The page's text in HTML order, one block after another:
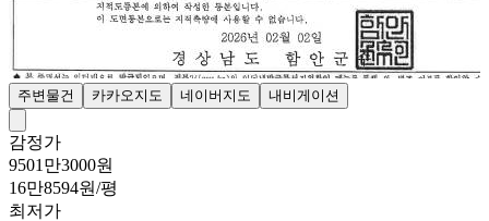
주변물건 카카오지도 네이버지도 내비게이션
감정가
9501만3000원
16만8594원/평
최저가